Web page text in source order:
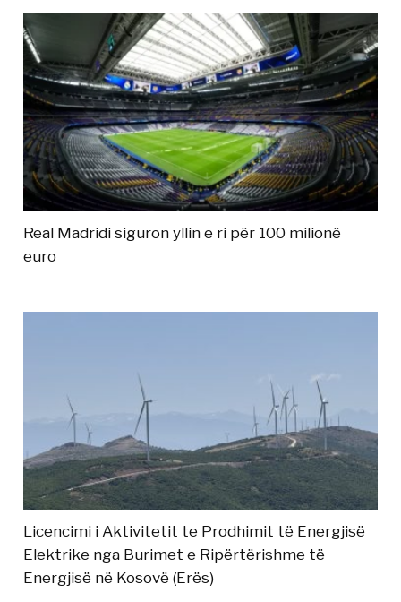
Real Madridi siguron yllin e ri për 100 milionë
euro
Licencimi i Aktivitetit te Prodhimit të Energjisë
Elektrike nga Burimet e Ripërtërishme të
Energjisë në Kosovë (Erës)